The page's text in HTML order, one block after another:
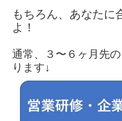
もちろん、 あなたに
よ！
通常、３〜６ヶ月先
ります↓